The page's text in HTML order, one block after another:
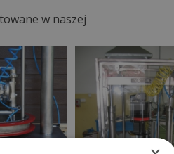
w naszej